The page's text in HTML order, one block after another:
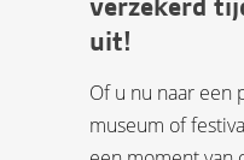
uit!
Of u nu naar een
museum of